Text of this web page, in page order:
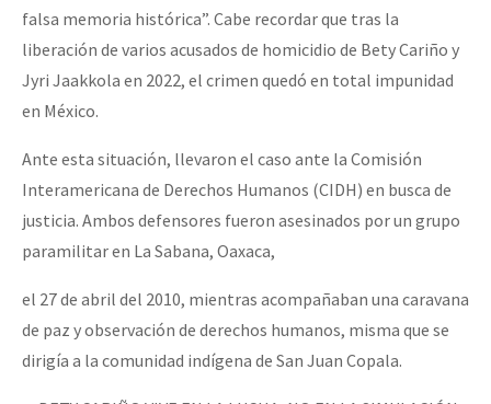
falsa memoria histórica”. Cabe recordar que tras la
liberación de varios acusados de homicidio de Bety Cariño y
Jyri Jaakkola en 2022, el crimen quedó en total impunidad
en México.
Ante esta situación, llevaron el caso ante la Comisión
Interamericana de Derechos Humanos (CIDH) en busca de
justicia. Ambos defensores fueron asesinados por un grupo
paramilitar en La Sabana, Oaxaca,
el 27 de abril del 2010, mientras acompañaban una caravana
de paz y observación de derechos humanos, misma que se
dirigía a la comunidad indígena de San Juan Copala.